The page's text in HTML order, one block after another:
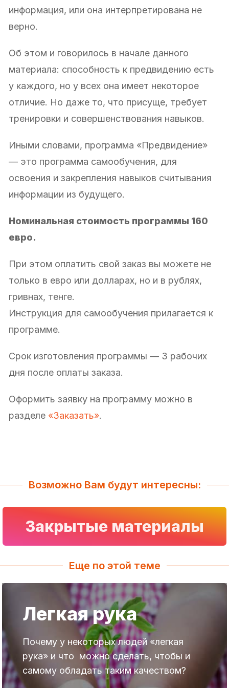
информация, или она интерпретирована не
верно.
Об этом и говорилось в начале данного
материала: способность к предвидению есть
у каждого, но у всех она имеет некоторое
отличие. Но даже то, что присуще, требует
тренировки и совершенствования навыков.
Иными словами, программа «Предвидение»
— это программа самообучения, для
освоения и закрепления навыков считывания
информации из будущего.
Номинальная стоимость программы 160
евро.
При этом оплатить свой заказ вы можете не
только в евро или долларах, но и в рублях,
гривнах, тенге.
Инструкция для самообучения прилагается к
программе.
Срок изготовления программы — 3 рабочих
дня после оплаты заказа.
Оформить заявку на программу можно в
разделе «Заказать».
Возможно Вам будут интересны:
Закрытые материалы
Еще по этой теме
Легкая рука
Почему у некоторых людей «легкая
рука» и что можно сделать, чтобы и
самому обладать таким качеством?